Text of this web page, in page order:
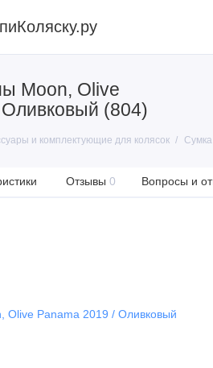
Moon, Olive
(804)
и комплектующие для колясок
Отзывы 0 Вопросы и